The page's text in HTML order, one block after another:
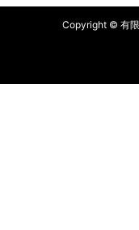
Copyright © 有